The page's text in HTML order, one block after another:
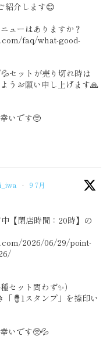
紹介します😊
ューはありますか？
faq/what-good-
セットが売り切れ時は
うお願い申し上げます🙏
いです🥺
· 9 7月
【閉店時間：20時】の
2026/06/29/point-
セット問わず✨）
「🪘1スタンプ」を捺印い
いです🥺💦